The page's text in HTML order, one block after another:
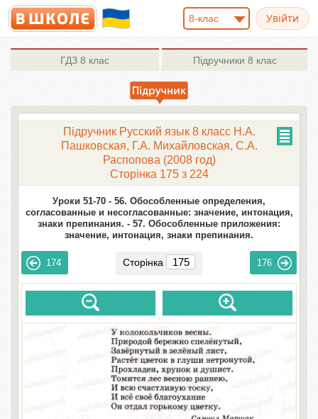
8-клас
ГДЗ 8 клас Підручники 8 клас
Підручник Русский язык 8 класc Н.А.
Пашковская, Г.А. Михайловская, С.А.
Распопова (2008 год)
Сторінка 175 з 224
Уроки 51-70 - 56. Обособленные определения,
согласованные и несогласованные: значение, интонация,
знаки препинания. - 57. Обособленные приложения:
значение, интонация, знаки препинания.
174 Сторінка 176